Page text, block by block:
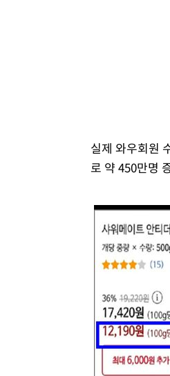
실제 와우회원
로 약 450만명